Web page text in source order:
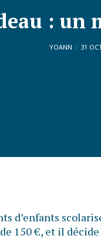
: un
YOANN 31
d’enfants
150 €, et il